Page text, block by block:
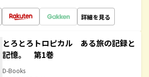
詳細を見る
とろとろトロピカル ある旅の記録と
記憶。 第1巻
D-Books